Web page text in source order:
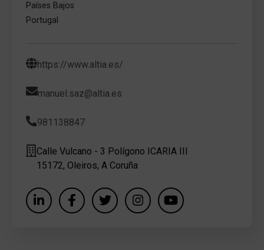
Países Bajos
Portugal
https://www.altia.es/
manuel.saz@altia.es
981138847
Calle Vulcano - 3 Polígono ICARIA III
15172, Oleiros, A Coruña